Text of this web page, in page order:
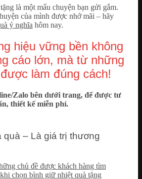
là một mẩu chuyện bạn gửi gắm.
của mình được nhớ mãi – hãy
ý nghĩa hôm nay.
hiệu vững bền không
cáo lớn, mà từ những
làm đúng cách!
Zalo bên dưới trang, để được tư
thiết kế miễn phí.
quà – Là giá trị thương
chủ đề được khách hàng tìm
chọn bình giữ nhiệt quà tặng